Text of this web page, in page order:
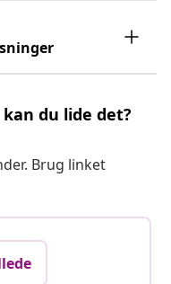
du lide det?
Brug linket